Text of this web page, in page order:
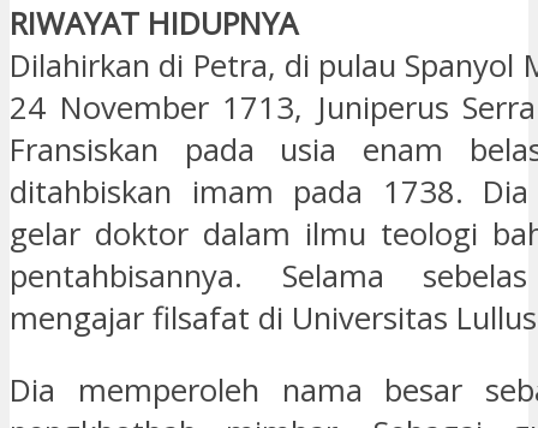
RIWAYAT HIDUPNYA
Dilahirkan di Petra, di pulau Spanyol
24 November 1713, Juniperus
Fransiskan pada usia enam
ditahbiskan imam pada 1738.
gelar doktor dalam ilmu teologi
pentahbisannya. Selama
mengajar filsafat di Universitas
Dia memperoleh nama besar